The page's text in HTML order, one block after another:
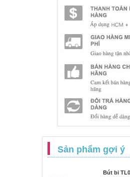
Sản phẩm gợi ý
Bút bi